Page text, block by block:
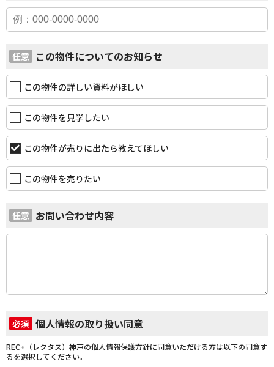
任意 この物件についてのお知らせ
この物件の詳しい資料がほしい
この物件を見学したい
この物件が売りに出たら教えてほしい
この物件を売りたい
任意 お問い合わせ内容
必須 個人情報の取り扱い同意
REC+（レクタス）神戸の個人情報保護方針に同意いただける方は以下の同意す
るを選択してください。